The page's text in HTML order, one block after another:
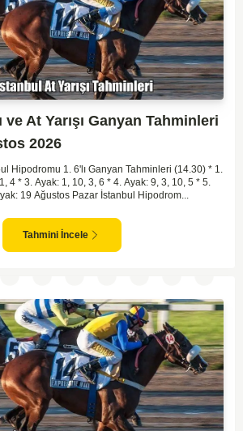
ve At Yarışı Ganyan Tahminleri
2026
Hipodromu 1. 6'lı Ganyan Tahminleri (14.30) * 1.
4 * 3. Ayak: 1, 10, 3, 6 * 4. Ayak: 9, 3, 10, 5 * 5.
19 Ağustos Pazar İstanbul Hipodrom...
Tahmini İncele